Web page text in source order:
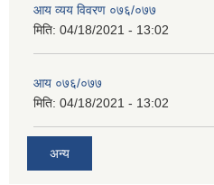
आय व्यय विवरण ०७६/०७७
मिति: 04/18/2021 - 13:02
आय ०७६/०७७
मिति: 04/18/2021 - 13:02
अन्य